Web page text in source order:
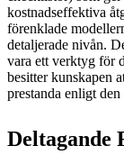
kostnadseffektiva
förenklade
detaljerade nivån.
vara ett verktyg för
besitter kunskapen
prestanda enligt
Deltagande